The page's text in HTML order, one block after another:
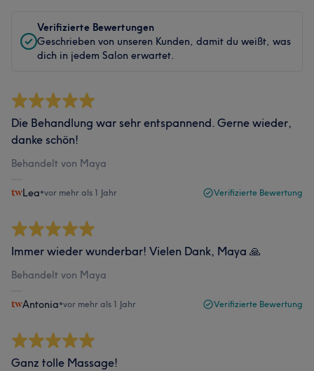
Verifizierte Bewertungen
Geschrieben von unseren Kunden, damit du weißt, was
dich in jedem Salon erwartet.
Die Behandlung war sehr entspannend. Gerne wieder,
danke schön!
Behandelt von Maya
Lea•vor mehr als 1 Jahr Verifizierte Bewertung
Immer wieder wunderbar! Vielen Dank, Maya 🙏
Behandelt von Maya
Antonia•vor mehr als 1 Jahr Verifizierte Bewertung
Ganz tolle Massage!